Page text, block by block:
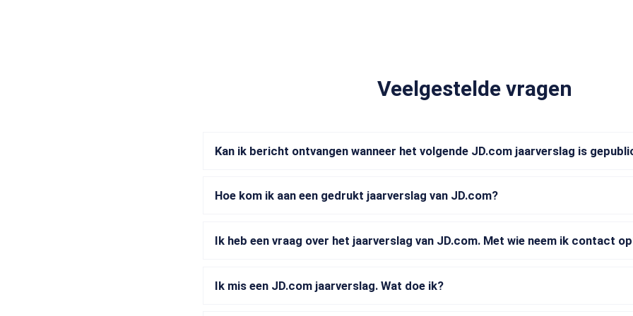
Veelgestelde vragen
Kan ik bericht ontvangen wanneer het volgende JD.com jaarverslag is
Hoe kom ik aan een gedrukt jaarverslag van JD.com?
Ik heb een vraag over het jaarverslag van JD.com. Met wie neem ik contact
Ik mis een JD.com jaarverslag. Wat doe ik?